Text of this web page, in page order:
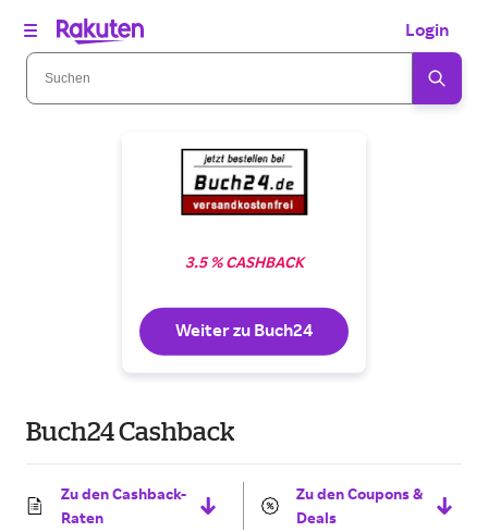
Login
3.5 % CASHBACK
Weiter zu Buch24
Buch24 Cashback
Zu den Cashback-
Raten
Zu den Coupons &
Deals